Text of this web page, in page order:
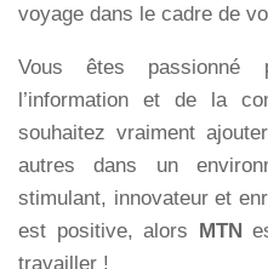
voyage dans le cadre de
Vous êtes passionné
l’information et de la
souhaitez vraiment
autres dans un
stimulant, innovateur et
est positive, alors MTN
travailler !